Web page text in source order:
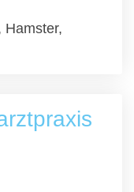
Hamster,